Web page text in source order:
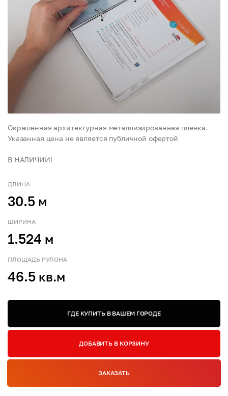
Окрашенная архитектурная металлизированная пленка.
Указанная цена не является публичной офертой
В НАЛИЧИИ!
ДЛИНА
30.5 м
ШИРИНА
1.524 м
ПЛОЩАДЬ РУЛОНА
46.5 кв.м
ГДЕ КУПИТЬ В ВАШЕМ ГОРОДЕ
ДОБАВИТЬ В КОРЗИНУ
ЗАКАЗАТЬ